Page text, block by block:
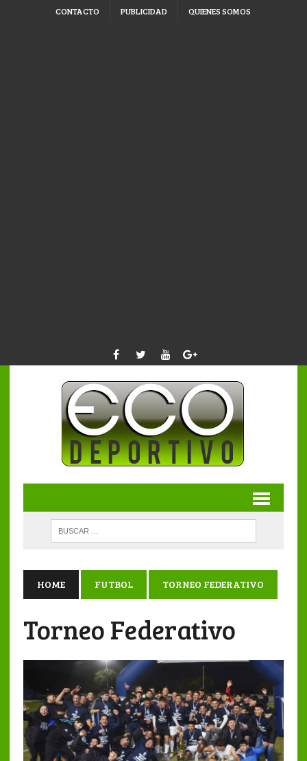
CONTACTO PUBLICIDAD QUIENES SOMOS
HOME FUTBOL TORNEO FEDERATIVO
Torneo Federativo